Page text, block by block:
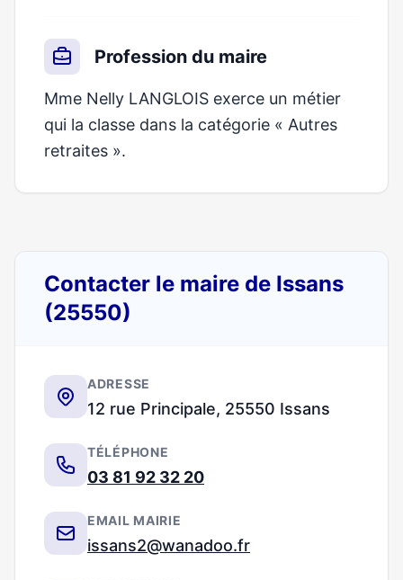
Profession du maire
Mme Nelly LANGLOIS exerce un métier
qui la classe dans la catégorie « Autres
retraites ».
Contacter le maire de Issans
(25550)
ADRESSE
12 rue Principale, 25550 Issans
TÉLÉPHONE
03 81 92 32 20
EMAIL MAIRIE
issans2@wanadoo.fr